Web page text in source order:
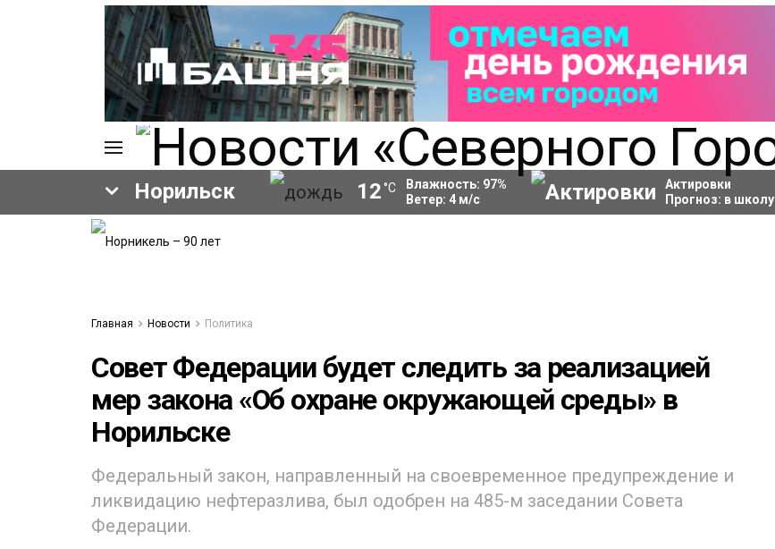
Норильск 12 °C Влажность: 97%
Ветер: 4м/с
Актировки
Прогноз: в школу
Главная Новости Политика
Совет Федерации будет следить за реализацией
мер закона «Об охране окружающей среды» в
Норильске
Федеральный закон, направленный на своевременное предупреждение и
ликвидацию нефтеразлива, был одобрен на 485-м заседании Совета
Федерации.